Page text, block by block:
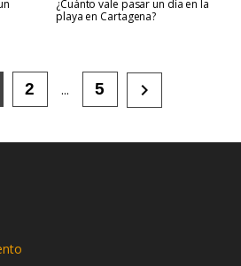
¿Cuánto vale pasar un día en la
playa en Cartagena?
2 ... 5 keyboard_arrow_right